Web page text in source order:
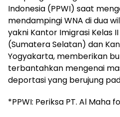
Indonesia (PPWI) saat
mendampingi WNA di dua
yakni Kantor Imigrasi Kelas
(Sumatera Selatan) dan
Yogyakarta, memberikan
terbantahkan mengenai
deportasi yang berujung
*PPWI: Periksa PT. Al Maha